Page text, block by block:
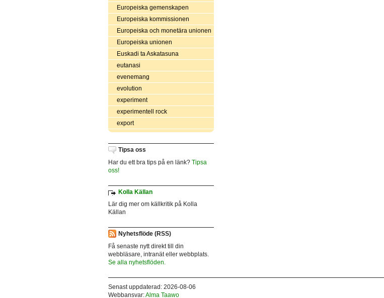
Europeiska gemenskapen
Europeiska kommissionen
Europeiska och monetära unionen
Europeiska unionen
Euskadi ta Askatasuna
eutanasi
evenemang
evolution
experiment
experimentell rock
export
Tipsa oss
Har du ett bra tips på en länk? Tipsa
oss!
Kolla Källan
Lär dig mer om källkritik på Kolla
Källan
Nyhetsflöde (RSS)
Få senaste nytt direkt till din
webbläsare, intranät eller webbplats.
Se alla nyhetsflöden.
Senast uppdaterad: 2026-08-06
Webbansvar:Alma Taawo